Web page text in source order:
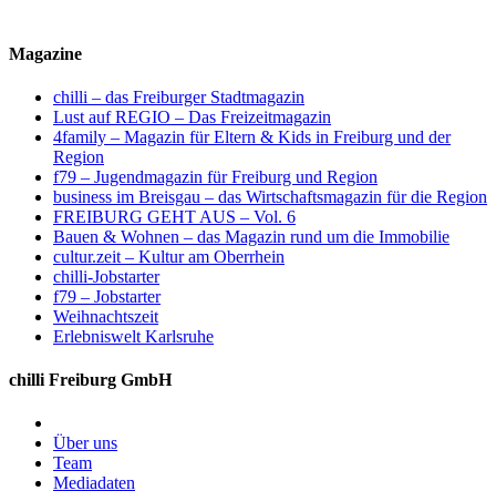
Magazine
chilli – das Freiburger Stadtmagazin
Lust auf REGIO – Das Freizeitmagazin
4family – Magazin für Eltern & Kids in Freiburg und der
Region
f79 – Jugendmagazin für Freiburg und Region
business im Breisgau – das Wirtschaftsmagazin für die Region
FREIBURG GEHT AUS – Vol. 6
Bauen & Wohnen – das Magazin rund um die Immobilie
cultur.zeit – Kultur am Oberrhein
chilli-Jobstarter
f79 – Jobstarter
Weihnachtszeit
Erlebniswelt Karlsruhe
chilli Freiburg GmbH
Über uns
Team
Mediadaten